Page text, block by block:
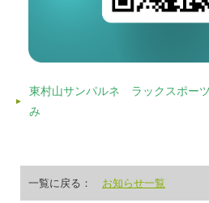
東村山サンパルネ ラックスポー
み
一覧に戻る： お知らせ一覧